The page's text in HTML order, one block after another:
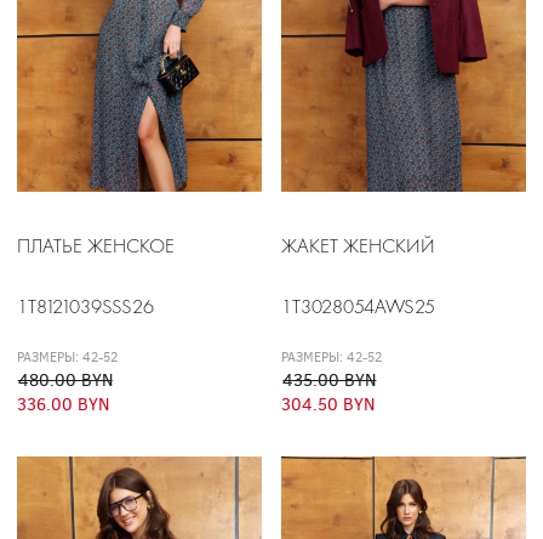
ПЛАТЬЕ ЖЕНСКОЕ
1T8121039SSS26
РАЗМЕРЫ: 42-52
480.00 BYN
336.00 BYN
ЖАКЕТ ЖЕНСКИЙ
1T3028054AWS25
РАЗМЕРЫ: 42-52
435.00 BYN
304.50 BYN